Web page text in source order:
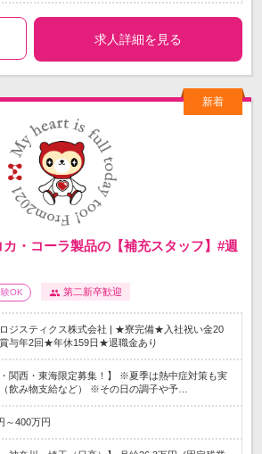
求人詳細を見る
・コーラ製品の【補充スタッフ】#週
OK 第二新卒歓迎
ジスティクス株式会社 | ★寮完備★入社祝い金20
与年2回★年休159日★退職金あり
・関西・東海限定募集！】 ※夏季は熱中症対策も実
飲み物支給など） ※その日の調子や予…
～400万円